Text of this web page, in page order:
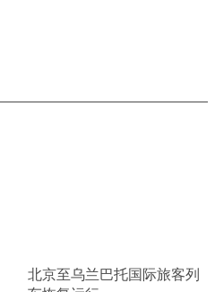
北京至乌兰巴托国际旅客列